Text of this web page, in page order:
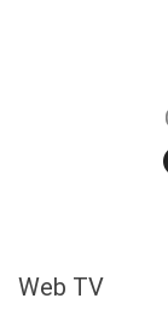
Web TV